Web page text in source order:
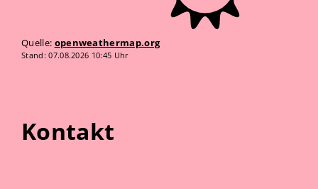
Quelle: openweathermap.org
Stand: 07.08.2026 10:45 Uhr
Kontakt